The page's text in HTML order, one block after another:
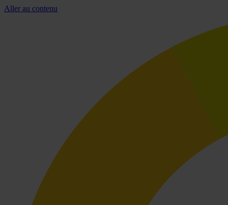
Aller au contenu